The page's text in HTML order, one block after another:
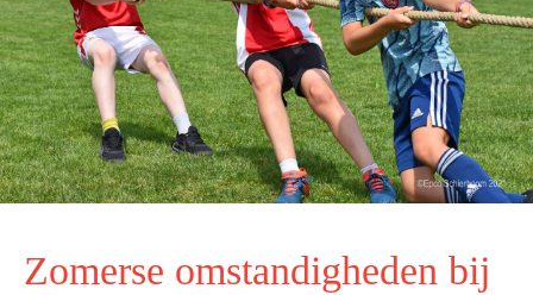
Zomerse omstandigheden bij